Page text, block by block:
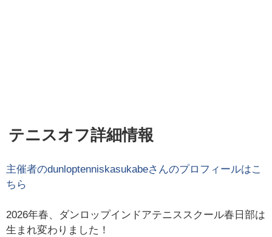
テニスオフ詳細情報
主催者のdunloptenniskasukabeさんのプロフィールはこ
ちら
2026年春、ダンロップインドアテニススクール春日部は
生まれ変わりました！